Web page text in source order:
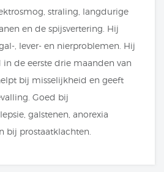
straling, langdurige
en de spijsvertering. Hij
, lever- en nierproblemen. Hij
de eerste drie maanden van
bij misselijkheid en geeft
Goed bij
galstenen, anorexia
bij prostaatklachten.